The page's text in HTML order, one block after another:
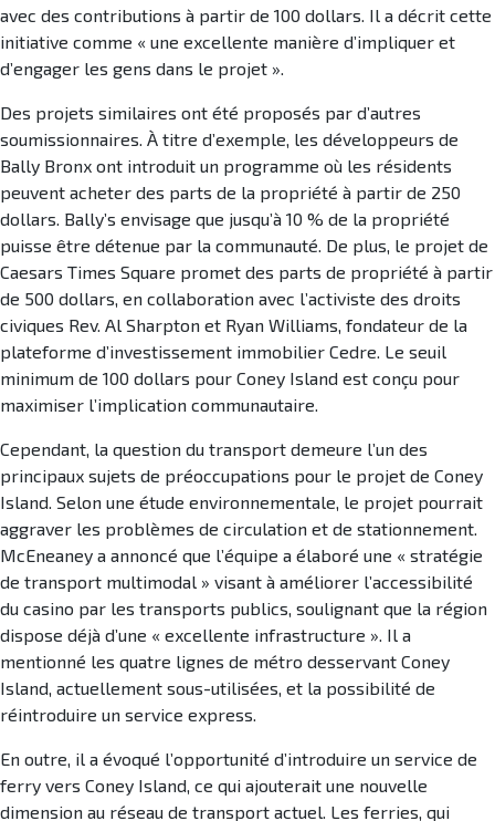
avec des contributions à partir de 100 dollars. Il a décrit cette
initiative comme « une excellente manière d’impliquer et
d’engager les gens dans le projet ».
Des projets similaires ont été proposés par d’autres
soumissionnaires. À titre d’exemple, les développeurs de
Bally Bronx ont introduit un programme où les résidents
peuvent acheter des parts de la propriété à partir de 250
dollars. Bally’s envisage que jusqu’à 10 % de la propriété
puisse être détenue par la communauté. De plus, le projet de
Caesars Times Square promet des parts de propriété à partir
de 500 dollars, en collaboration avec l’activiste des droits
civiques Rev. Al Sharpton et Ryan Williams, fondateur de la
plateforme d’investissement immobilier Cedre. Le seuil
minimum de 100 dollars pour Coney Island est conçu pour
maximiser l’implication communautaire.
Cependant, la question du transport demeure l’un des
principaux sujets de préoccupations pour le projet de Coney
Island. Selon une étude environnementale, le projet pourrait
aggraver les problèmes de circulation et de stationnement.
McEneaney a annoncé que l’équipe a élaboré une « stratégie
de transport multimodal » visant à améliorer l’accessibilité
du casino par les transports publics, soulignant que la région
dispose déjà d’une « excellente infrastructure ». Il a
mentionné les quatre lignes de métro desservant Coney
Island, actuellement sous-utilisées, et la possibilité de
réintroduire un service express.
En outre, il a évoqué l’opportunité d’introduire un service de
ferry vers Coney Island, ce qui ajouterait une nouvelle
dimension au réseau de transport actuel. Les ferries, qui